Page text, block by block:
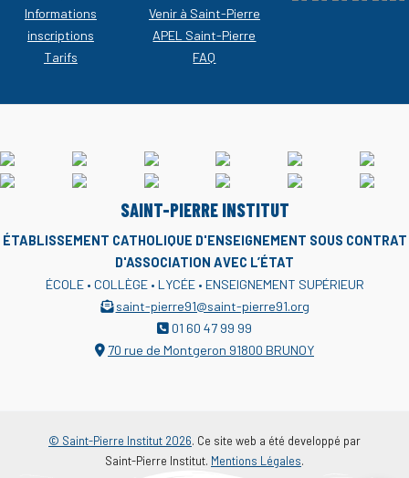
Informations
inscriptions
Tarifs
Venir à Saint-Pierre
APEL Saint-Pierre
FAQ
SAINT-PIERRE INSTITUT
ÉTABLISSEMENT CATHOLIQUE D'ENSEIGNEMENT SOUS CONTRAT
D'ASSOCIATION AVEC L’ÉTAT
ÉCOLE • COLLÈGE • LYCÉE • ENSEIGNEMENT SUPÉRIEUR
saint-pierre91@saint-pierre91.org
01 60 47 99 99
70 rue de Montgeron 91800 BRUNOY
© Saint-Pierre Institut 2026. Ce site web a été developpé par
Saint-Pierre Institut. Mentions Légales.